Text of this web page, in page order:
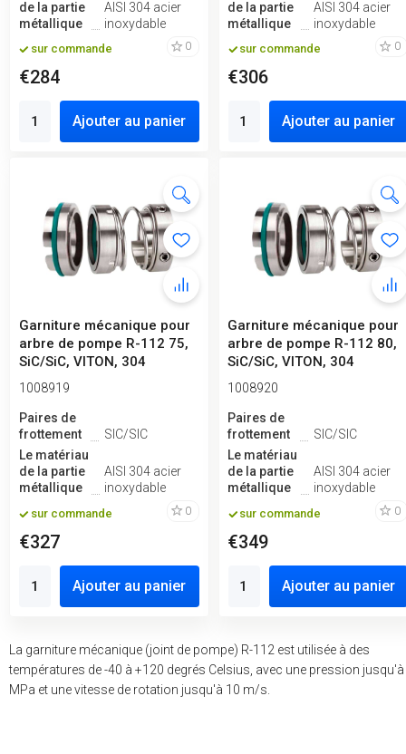
de la partie
métallique
AISI 304 acier
inoxydable
sur commande 0
€284
Ajouter au panier
de la partie
métallique
AISI 304 acier
inoxydable
sur commande 0
€306
Ajouter au panier
Garniture mécanique pour
arbre de pompe R-112 75,
SiC/SiC, VITON, 304
1008919
Paires de
frottement
SIC/SIC
Le matériau
de la partie
métallique
AISI 304 acier
inoxydable
sur commande 0
€327
Ajouter au panier
Garniture mécanique pour
arbre de pompe R-112 80,
SiC/SiC, VITON, 304
1008920
Paires de
frottement
SIC/SIC
Le matériau
de la partie
métallique
AISI 304 acier
inoxydable
sur commande 0
€349
Ajouter au panier
La garniture mécanique (joint de pompe) R-112 est utilisée à des
températures de -40 à +120 degrés Celsius, avec une pression jusqu'à
MPa et une vitesse de rotation jusqu'à 10 m/s.